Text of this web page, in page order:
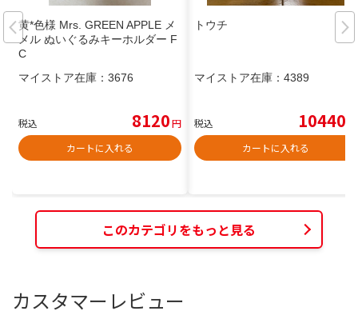
黄*色様 Mrs. GREEN APPLE メ
メル ぬいぐるみキーホルダー F
C
マイストア在庫： 3676
税込 8120円
カートに入れる
トウチ
マイストア在庫： 4389
税込 10440
カートに入れる
このカテゴリをもっと見る
カスタマーレビュー